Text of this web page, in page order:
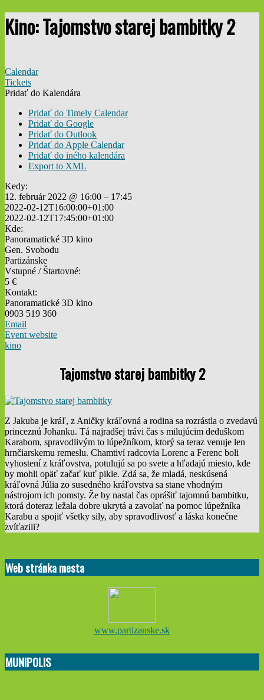
Kino: Tajomstvo starej bambitky 2
Calendar
Tickets
Pridať do Kalendára
Pridať do Timely Calendar
Pridať do Google
Pridať do Outlook
Pridať do Apple Calendar
Pridať do iného kalendára
Export to XML
Kedy:
12. február 2022 @ 16:00 – 17:45
2022-02-12T16:00:00+01:00
2022-02-12T17:45:00+01:00
Kde:
Panoramatické 3D kino
Gen. Svobodu
Partizánske
Vstupné / Štartovné:
5 €
Kontakt:
Panoramatické 3D kino
0903 519 360
Email
Event website
kino
Tajomstvo starej bambitky 2
Z Jakuba je kráľ, z Aničky kráľovná a rodina sa rozrástla o zvedavú
princeznú Johanku. Tá najradšej trávi čas s milujúcim deduškom
Karabom, spravodlivým to lúpežníkom, ktorý sa teraz venuje len
hrnčiarskemu remeslu. Chamtiví radcovia Lorenc a Ferenc boli
vyhostení z kráľovstva, potulujú sa po svete a hľadajú miesto, kde
by mohli opäť začať kuť pikle. Zdá sa, že mladá, neskúsená
kráľovná Júlia zo susedného kráľovstva sa stane vhodným
nástrojom ich pomsty. Že by nastal čas oprášiť tajomnú bambitku,
ktorá doteraz ležala dobre ukrytá a zavolať na pomoc lúpežníka
Karabu a spojiť všetky sily, aby spravodlivosť a láska konečne
zvíťazili?
01-
29
Web stránka mesta
www.partizanske.sk
MUNIPOLIS